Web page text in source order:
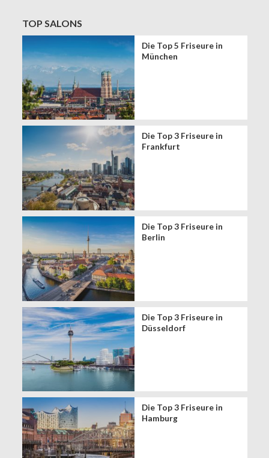
TOP SALONS
Die Top 5 Friseure in
München
Die Top 3 Friseure in
Frankfurt
Die Top 3 Friseure in
Berlin
Die Top 3 Friseure in
Düsseldorf
Die Top 3 Friseure in
Hamburg